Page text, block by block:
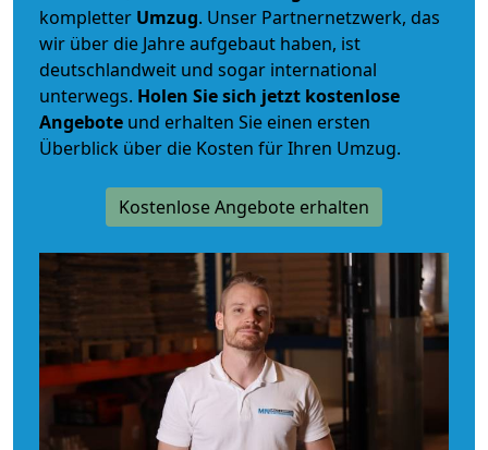
kompletter Umzug. Unser Partnernetzwerk, das
wir über die Jahre aufgebaut haben, ist
deutschlandweit und sogar international
unterwegs. Holen Sie sich jetzt kostenlose
Angebote und erhalten Sie einen ersten
Überblick über die Kosten für Ihren Umzug.
Kostenlose Angebote erhalten